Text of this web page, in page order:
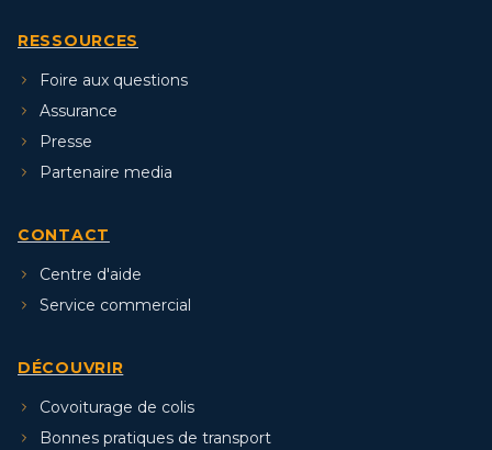
RESSOURCES
Foire aux questions
Assurance
Presse
Partenaire media
CONTACT
Centre d'aide
Service commercial
DÉCOUVRIR
Covoiturage de colis
Bonnes pratiques de transport